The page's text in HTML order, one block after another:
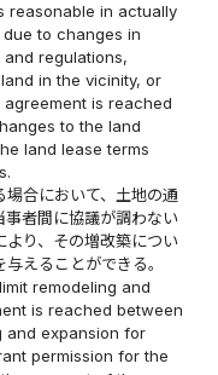
reasonable in actually
to changes in
regulations,
in the vicinity, or
is reached
to the land
land lease terms
合において、土地の通
事者間に協議が調わない
より、その増改築につい
えることができる。
remodeling and
is reached between
and expansion for
permission for the